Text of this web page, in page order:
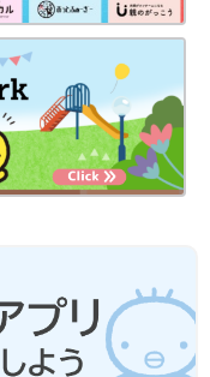
先は、削除される場合
異なる場合がありま
月時点のものです。